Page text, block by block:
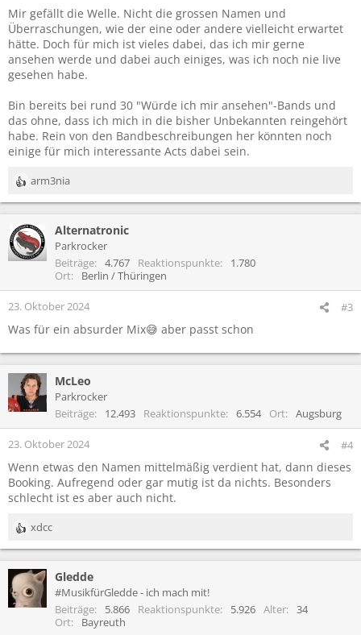
:
Mir gefällt die Welle. Nicht die grossen Namen und
Überraschungen, wie der eine oder andere vielleicht erwartet
hätte. Doch für mich ist vieles dabei, das ich mir gerne
ansehen werde und dabei auch einiges, was ich noch nie live
gesehen habe.
Bin bereits bei rund 30 "Würde ich mir ansehen"-Bands und
das ohne, dass ich mich in die bisher Unbekannten reingehört
habe. Rein von den Bandbeschreibungen her könnten noch
einige für mich interessante Acts dabei sein.
R
e
k
t
i
n
e
:
arm3nia
Alternatronic
Parkrocker
Beiträge
4.767 Reaktionspunkte
1.780
Ort
Berlin / Thüringen
23. Oktober 2024 #3
Was für ein absurder Mix😅 aber passt schon
McLeo
Parkrocker
Beiträge
12.493 Reaktionspunkte 6.554 Ort Augsburg
23. Oktober 2024 #4
Wenn etwas den Namen mittelmäßig verdient hat, dann dieses
Booking. Aufregend oder gar mutig ist da nichts. Besonders
schlecht ist es aber auch nicht.
R
e
k
t
i
xdcc
Gledde
#MusikfürGledde - ich mach mit!
Beiträge
5.866 Reaktionspunkte 5.926 Alter
34
Ort
Bayreuth